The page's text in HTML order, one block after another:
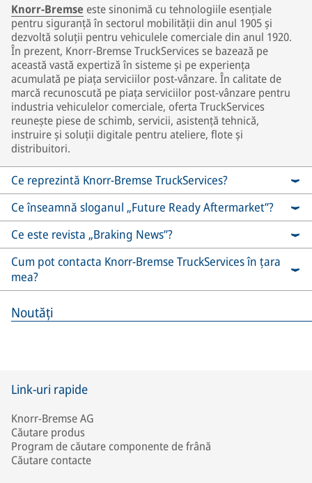
Knorr-Bremse este sinonimă cu tehnologiile esențiale
pentru siguranță în sectorul mobilității din anul 1905 și
dezvoltă soluții pentru vehiculele comerciale din anul 1920.
În prezent, Knorr-Bremse TruckServices se bazează pe
această vastă expertiză în sisteme și pe experiența
acumulată pe piața serviciilor post-vânzare. În calitate de
marcă recunoscută pe piața serviciilor post-vânzare pentru
industria vehiculelor comerciale, oferta TruckServices
reunește piese de schimb, servicii, asistență tehnică,
instruire și soluții digitale pentru ateliere, flote și
distribuitori.
Ce reprezintă Knorr-Bremse TruckServices?
Ce înseamnă sloganul „Future Ready Aftermarket”?
Ce este revista „Braking News”?
Cum pot contacta Knorr-Bremse TruckServices în țara
mea?
Noutăți
Link-uri rapide
Knorr-Bremse AG
Căutare produs
Program de căutare componente de frână
Căutare contacte